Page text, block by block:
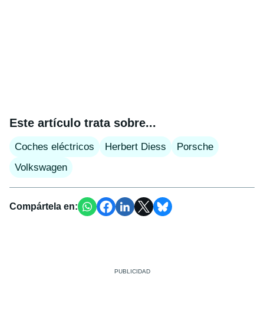
Este artículo trata sobre...
Coches eléctricos Herbert Diess
Porsche
Volkswagen
Compártela en: